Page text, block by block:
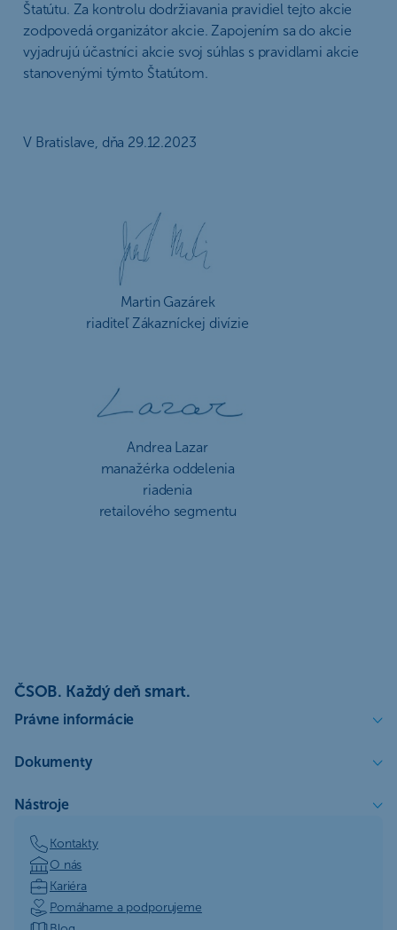
Štatútu. Za kontrolu dodržiavania pravidiel tejto akcie
zodpovedá organizátor akcie. Zapojením sa do akcie
vyjadrujú účastníci akcie svoj súhlas s pravidlami akcie
stanovenými týmto Štatútom.
V Bratislave, dňa 29.12.2023
Martin Gazárek
riaditeľ Zákazníckej divízie
Andrea Lazar
manažérka oddelenia
riadenia
retailového segmentu
ČSOB. Každý deň smart.
Právne informácie
Dokumenty
Nástroje
Kontakty
O nás
Kariéra
Pomáhame a podporujeme